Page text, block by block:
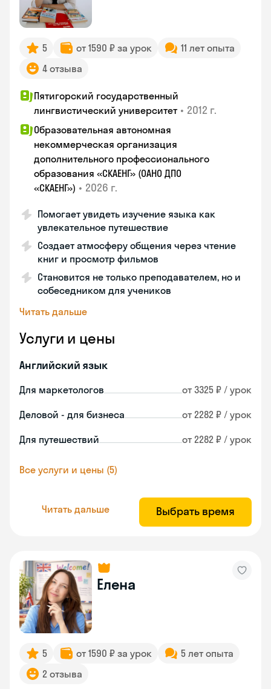
5 от 1590 ₽ за урок
11 лет опыта
4 отзыва
Пятигорский государственный
лингвистический университет • 2012 г.
Образовательная автономная
некоммерческая организация
дополнительного профессионального
образования «СКАЕНГ» (ОАНО ДПО
«СКАЕНГ») • 2026 г.
Помогает увидеть изучение языка как
увлекательное путешествие
Создает атмосферу общения через чтение
книг и просмотр фильмов
Становится не только преподавателем, но и
собеседником для учеников
Читать дальше
Услуги и цены
Английский язык
Для маркетологов от 3325 ₽ / урок
Деловой - для бизнеса от 2282 ₽ / урок
Для путешествий от 2282 ₽ / урок
Все услуги и цены (5)
Читать дальше Выбрать время
Елена
5 от 1590 ₽ за урок
5 лет опыта
2 отзыва